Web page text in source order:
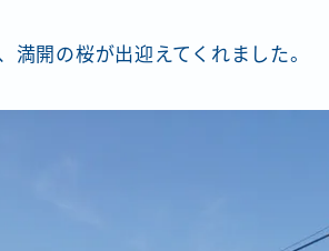
満開の桜が出迎えてくれました。